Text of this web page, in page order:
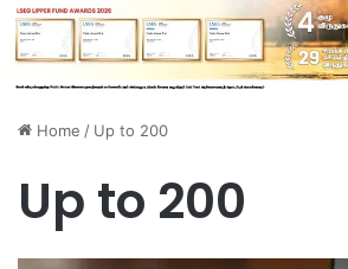
Home / Up to 200
Up to 200